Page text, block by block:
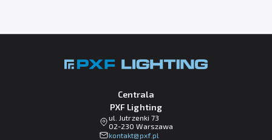
Centrala
PXF Lighting
ul. Jutrzenki 73
02-230 Warszawa
lp.fxp@tkatnok